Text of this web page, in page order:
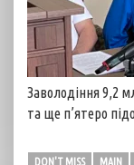
Заволодіння 9,2
та ще п’ятеро
DON'T MISS MAIN